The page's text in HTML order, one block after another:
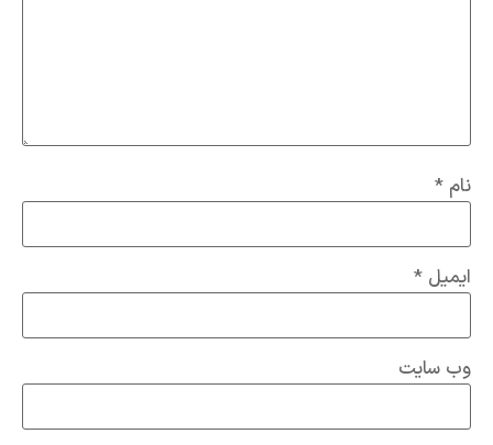
نام *
ایمیل *
وب‌ سایت